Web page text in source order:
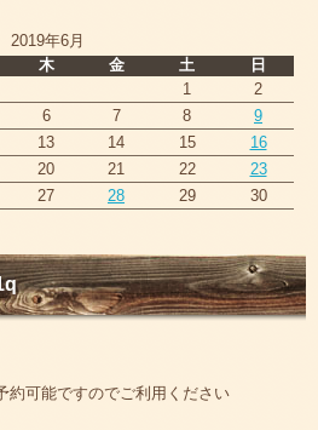
2019年6月
木 金 土
日
1
2
6 7 8
9
13 14 15
16
20 21 22
23
27 28 29 30
約可能ですのでご利用ください